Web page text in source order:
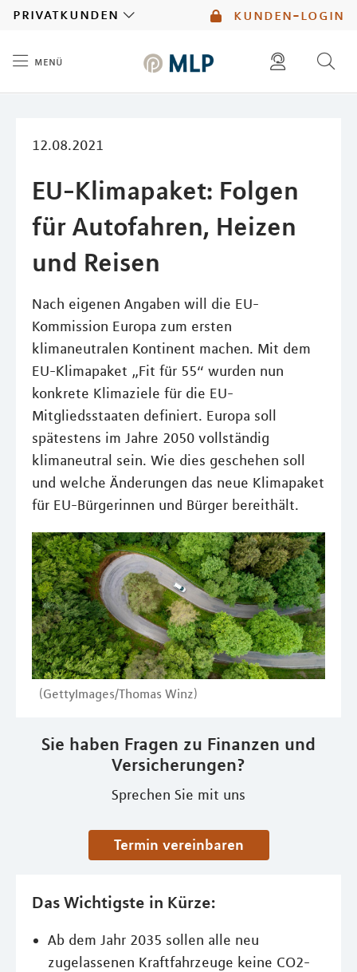
kunden-login
privatkunden
menü
12.08.2021
EU-Klimapaket: Folgen
für Autofahren, Heizen
und Reisen
Nach eigenen Angaben will die EU-
Kommission Europa zum ersten
klimaneutralen Kontinent machen. Mit dem
EU-Klimapaket „Fit für 55“ wurden nun
konkrete Klimaziele für die EU-
Mitgliedsstaaten definiert. Europa soll
spätestens im Jahre 2050 vollständig
klimaneutral sein. Wie dies geschehen soll
und welche Änderungen das neue Klimapaket
für EU-Bürgerinnen und Bürger bereithält.
(GettyImages/Thomas Winz)
Sie haben Fragen zu Finanzen und
Versicherungen?
Sprechen Sie mit uns
Termin vereinbaren
Das Wichtigste in Kürze:
Ab dem Jahr 2035 sollen alle neu
zugelassenen Kraftfahrzeuge keine CO2-